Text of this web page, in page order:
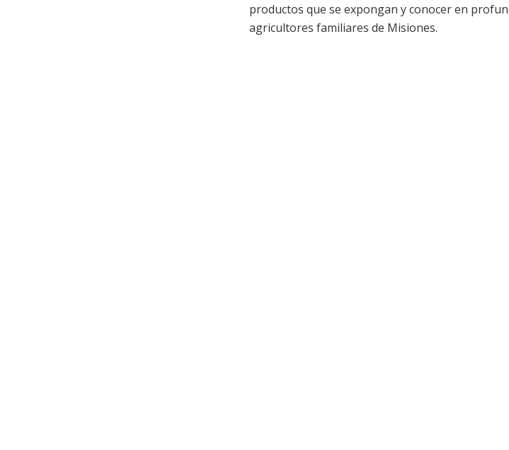
productos que se expongan y conocer en
agricultores familiares de Misiones.